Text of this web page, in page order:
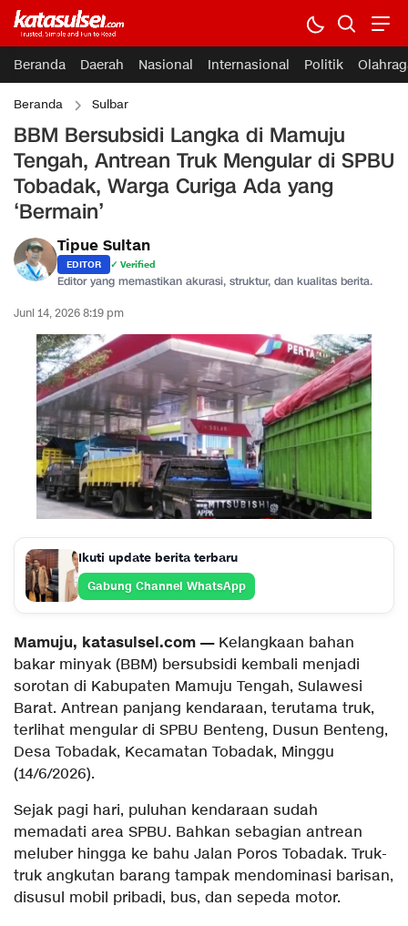
Beranda Daerah Nasional Internasional Politik
Beranda Sulbar
BBM Bersubsidi Langka di Mamuju
Tengah, Antrean Truk Mengular di SPBU
Tobadak, Warga Curiga Ada yang
‘Bermain’
Tipue Sultan
EDITOR ✓ Verified
Editor yang memastikan akurasi, struktur, dan kualitas berita.
Juni 14, 2026 8:19 pm
Ikuti update berita terbaru
Gabung Channel WhatsApp
Mamuju, katasulsel.com — Kelangkaan bahan
bakar minyak (BBM) bersubsidi kembali menjadi
sorotan di Kabupaten Mamuju Tengah, Sulawesi
Barat. Antrean panjang kendaraan, terutama truk,
terlihat mengular di SPBU Benteng, Dusun Benteng,
Desa Tobadak, Kecamatan Tobadak, Minggu
(14/6/2026).
Sejak pagi hari, puluhan kendaraan sudah
memadati area SPBU. Bahkan sebagian antrean
meluber hingga ke bahu Jalan Poros Tobadak. Truk-
truk angkutan barang tampak mendominasi barisan,
disusul mobil pribadi, bus, dan sepeda motor.